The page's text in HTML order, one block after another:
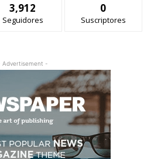
3,912
Seguidores
0
Suscriptores
Advertisement -